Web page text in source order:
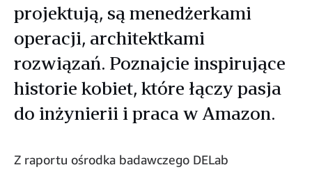
projektują, są menedżerkami
operacji, architektkami
rozwiązań. Poznajcie inspirujące
historie kobiet, które łączy pasja
do inżynierii i praca w Amazon.
Z raportu ośrodka badawczego DELab